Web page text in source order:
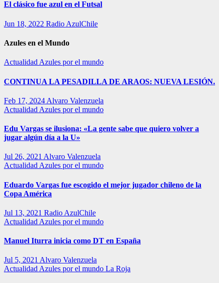
El clásico fue azul en el Futsal
Jun 18, 2022 Radio AzulChile
Azules en el Mundo
Actualidad Azules por el mundo
CONTINUA LA PESADILLA DE ARAOS: NUEVA LESIÓN.
Feb 17, 2024 Alvaro Valenzuela
Actualidad Azules por el mundo
Edu Vargas se ilusiona: «La gente sabe que quiero volver a
jugar algún día a la U»
Jul 26, 2021 Alvaro Valenzuela
Actualidad Azules por el mundo
Eduardo Vargas fue escogido el mejor jugador chileno de la
Copa América
Jul 13, 2021 Radio AzulChile
Actualidad Azules por el mundo
Manuel Iturra inicia como DT en España
Jul 5, 2021 Alvaro Valenzuela
Actualidad Azules por el mundo La Roja